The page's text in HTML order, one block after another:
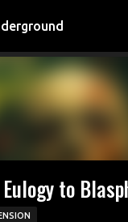
Fortsätt till
to